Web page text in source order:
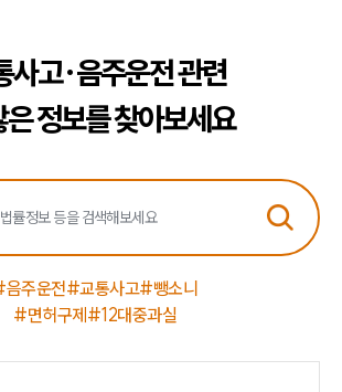
사고·음주운전 관련
은 정보를 찾아보세요
주운전#교통사고#뺑소니
#면허구제#12대중과실